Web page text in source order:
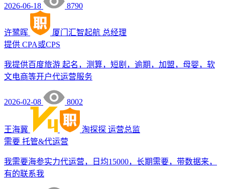
2026-06-18 8790
许鹭晖 厦门汇智起航 总经理
提供 CPA或CPS
我提供百度旅游 起名，测算，短剧，逾期，加盟，母婴，软
文电商等开户代运营服务
2026-02-08 8002
王海冀 淘探探 运营总监
需要 托管&代运营
我需要海参实力代运营，日均15000，长期需要，带数据来，
有的联系我